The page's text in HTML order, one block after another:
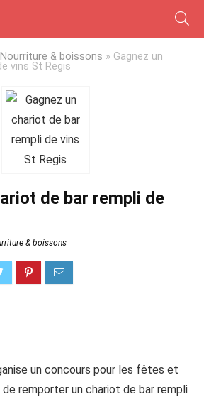
Nourriture & boissons » Gagnez un
vins St Regis
de bar rempli de
& boissons
un concours pour les fêtes et
remporter un chariot de bar rempli